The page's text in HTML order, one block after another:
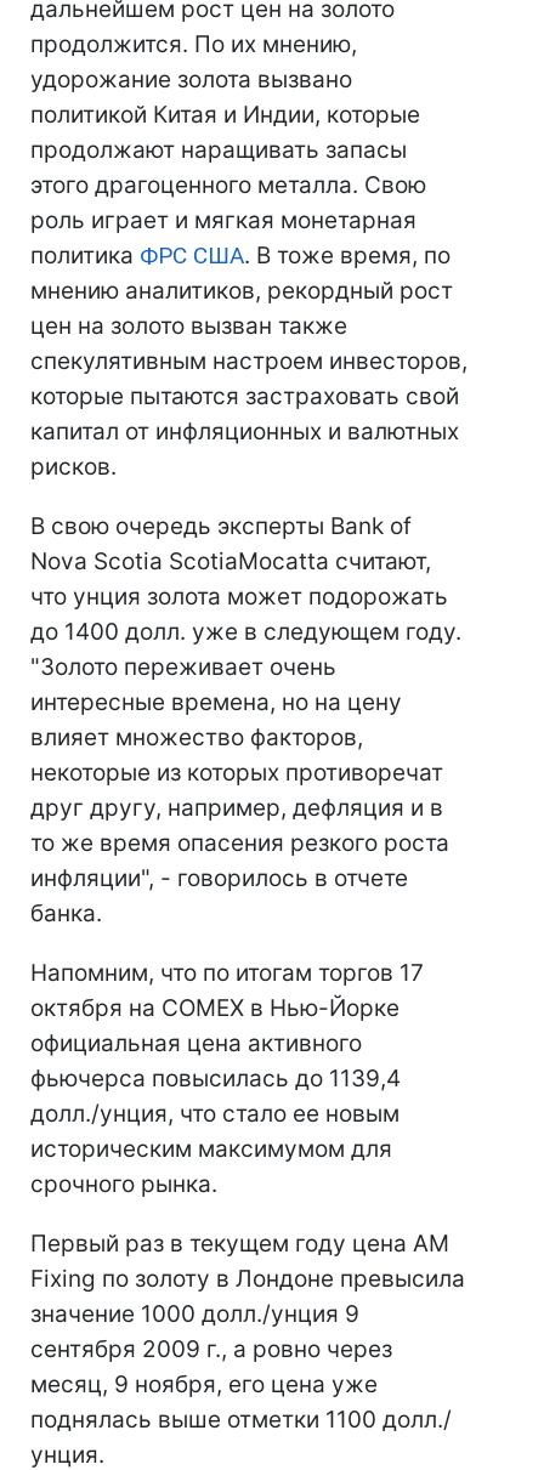
дальнейшем рост цен на золото
продолжится. По их мнению,
удорожание золота вызвано
политикой Китая и Индии, которые
продолжают наращивать запасы
этого драгоценного металла. Свою
роль играет и мягкая монетарная
политика ФРС США. В тоже время, по
мнению аналитиков, рекордный рост
цен на золото вызван также
спекулятивным настроем инвесторов,
которые пытаются застраховать свой
капитал от инфляционных и валютных
рисков.
В свою очередь эксперты Bank of
Nova Scotia ScotiaMocatta считают,
что унция золота может подорожать
до 1400 долл. уже в следующем году.
"Золото переживает очень
интересные времена, но на цену
влияет множество факторов,
некоторые из которых противоречат
друг другу, например, дефляция и в
то же время опасения резкого роста
инфляции", - говорилось в отчете
банка.
Напомним, что по итогам торгов 17
октября на COMEX в Нью-Йорке
официальная цена активного
фьючерса повысилась до 1139,4
долл./унция, что стало ее новым
историческим максимумом для
срочного рынка.
Первый раз в текущем году цена AM
Fixing по золоту в Лондоне превысила
значение 1000 долл./унция 9
сентября 2009 г., а ровно через
месяц, 9 ноября, его цена уже
поднялась выше отметки 1100 долл./
унция.